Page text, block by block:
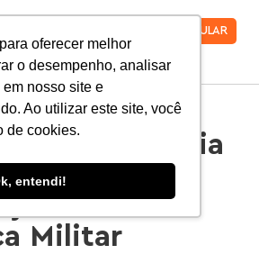
oferecer melhor
o desempenho, analisar
nosso site e
Ao utilizar este site, você
de cookies.
entendi!
VESTIBULAR
conferência
a
Judiciária
Militar